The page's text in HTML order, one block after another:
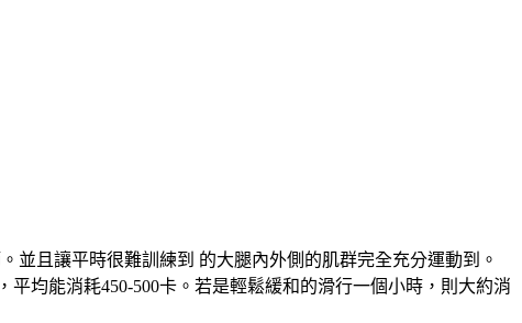
並且讓平時很難訓練到 的大腿內外側的肌群完全充分運動到。
均能消耗450-500卡。若是輕鬆緩和的滑行一個小時，則大約消